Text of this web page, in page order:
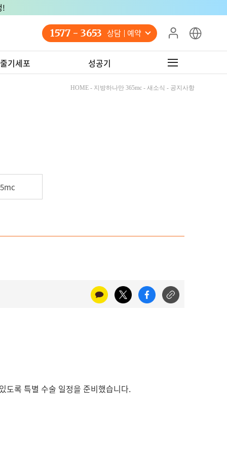
!
1577 - 3653 상담 예약
기세포 성공기
HOME - 지방하나만 365mc - 새소식 - 공지사항
도록 특별 수술 일정을 준비했습니다.